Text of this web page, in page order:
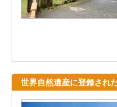
世界自然遺産に登録され